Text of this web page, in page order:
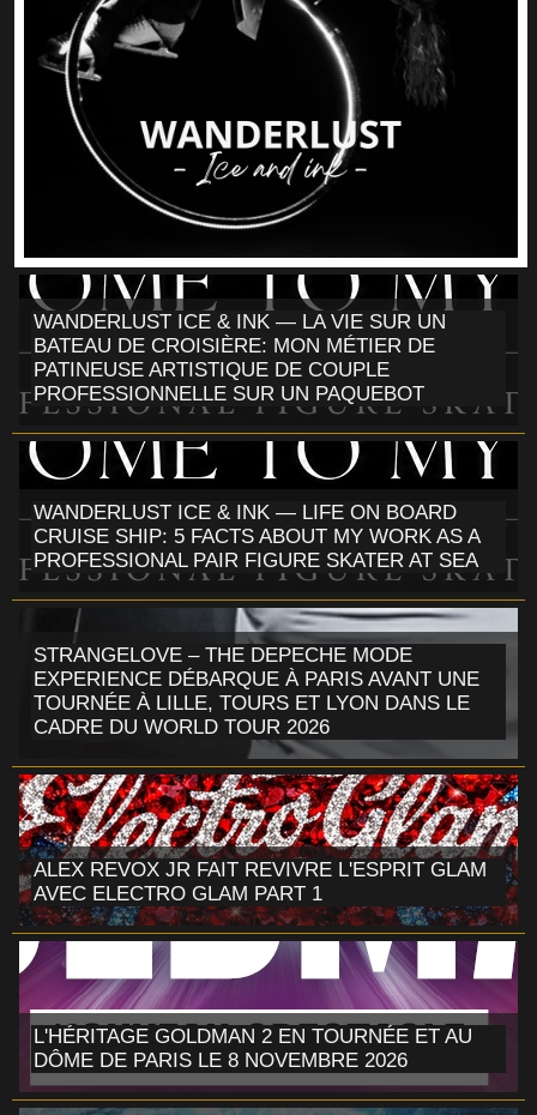
WANDERLUST ICE & INK — LA VIE SUR UN
BATEAU DE CROISIÈRE: MON MÉTIER DE
PATINEUSE ARTISTIQUE DE COUPLE
PROFESSIONNELLE SUR UN PAQUEBOT
WANDERLUST ICE & INK — LIFE ON BOARD
CRUISE SHIP: 5 FACTS ABOUT MY WORK AS A
PROFESSIONAL PAIR FIGURE SKATER AT SEA
STRANGELOVE – THE DEPECHE MODE
EXPERIENCE DÉBARQUE À PARIS AVANT UNE
TOURNÉE À LILLE, TOURS ET LYON DANS LE
CADRE DU WORLD TOUR 2026
ALEX REVOX JR FAIT REVIVRE L'ESPRIT GLAM
AVEC ELECTRO GLAM PART 1
L'HÉRITAGE GOLDMAN 2 EN TOURNÉE ET AU
DÔME DE PARIS LE 8 NOVEMBRE 2026